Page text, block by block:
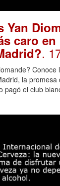
Yan
caro
.
Conoce
la promesa
pagó el club